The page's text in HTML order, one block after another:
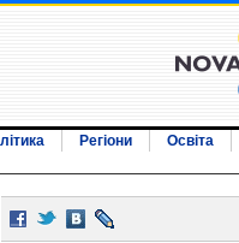
Регіони
Освіта